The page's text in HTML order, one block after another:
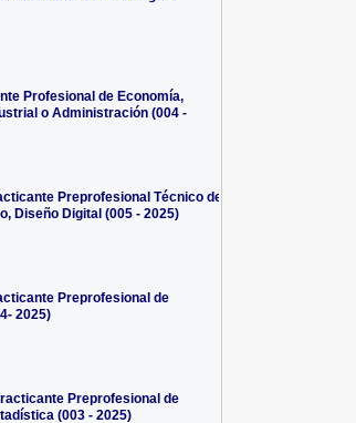
Profesional de Economía,
o Administración (004 -
Preprofesional Técnico de
Diseño Digital (005 - 2025)
Preprofesional de
2025)
Preprofesional de
(003 - 2025)